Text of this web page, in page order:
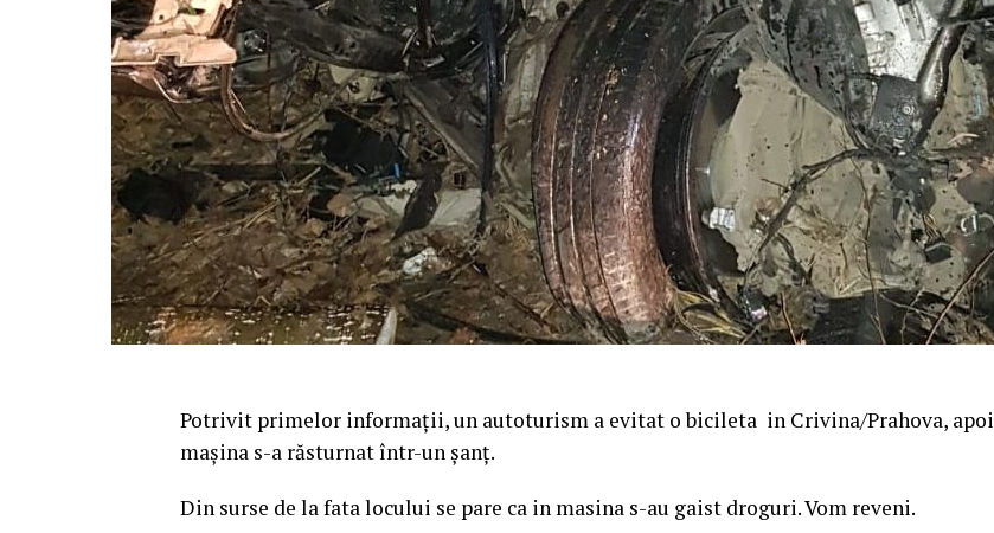
Potrivit primelor informații, un autoturism a evitat o bicileta in Crivina/Prahova, apoi
mașina s-a răsturnat într-un șanț.
Din surse de la fata locului se pare ca in masina s-au gaist droguri. Vom reveni.